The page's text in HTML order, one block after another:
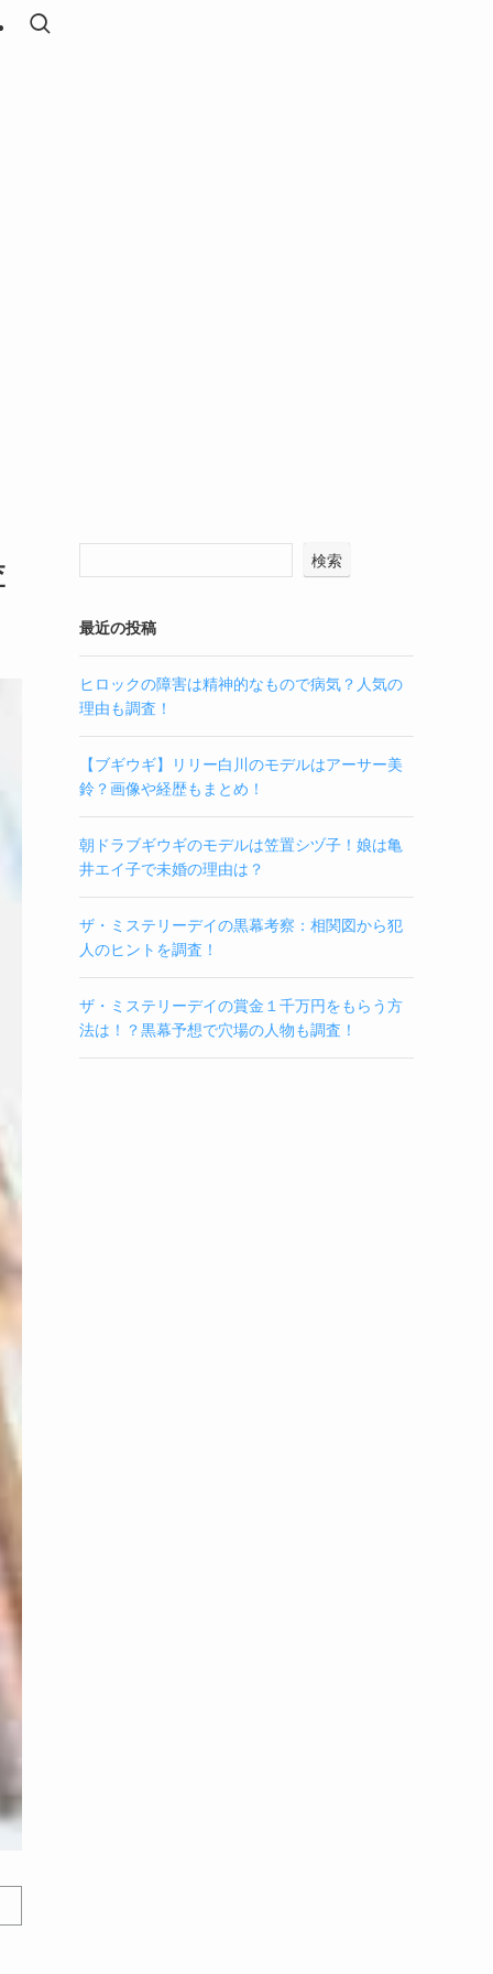
検索
最近の投稿
ヒロックの障害は精神的なもので病気？人気の
理由も調査！
【ブギウギ】リリー白川のモデルはアーサー美
鈴？画像や経歴もまとめ！
朝ドラブギウギのモデルは笠置シヅ子！娘は亀
井エイ子で未婚の理由は？
ザ・ミステリーデイの黒幕考察：相関図から犯
人のヒントを調査！
ザ・ミステリーデイの賞金１千万円をもらう方
法は！？黒幕予想で穴場の人物も調査！